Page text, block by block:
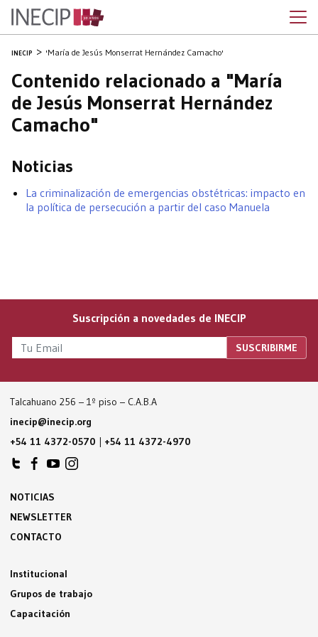
INECIP 'María de Jesús Monserrat Hernández Camacho'
Contenido relacionado a "María
de Jesús Monserrat Hernández
Camacho"
Noticias
La criminalización de emergencias obstétricas: impacto en
la política de persecución a partir del caso Manuela
Suscripción a novedades de INECIP
Talcahuano 256 – 1º piso – C.A.B.A
inecip@inecip.org
+54 11 4372-0570 | +54 11 4372-4970
NOTICIAS
NEWSLETTER
CONTACTO
Institucional
Grupos de trabajo
Capacitación